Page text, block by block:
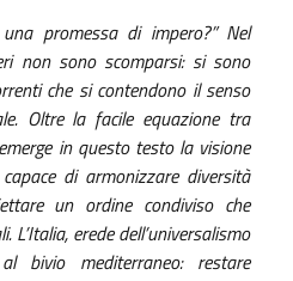
promessa di impero?” Nel
non sono scomparsi: si sono
che si contendono il senso
Oltre la facile equazione tra
in questo testo la visione
di armonizzare diversità
un ordine condiviso che
erede dell’universalismo
bivio mediterraneo: restare